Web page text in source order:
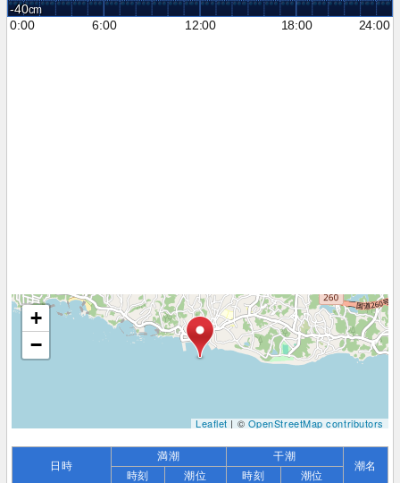
-40
0:00
6:00 12:00 18:00 24:00
+
−
Leaflet| ©OpenStreetMap contributors
日時
満潮 干潮
潮名
時刻 潮位 時刻
潮位